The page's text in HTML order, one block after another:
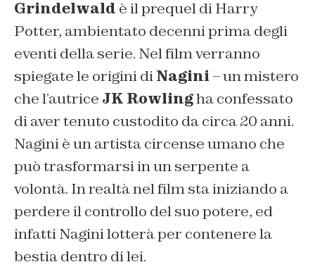
Grindelwald è il prequel di Harry
Potter, ambientato decenni prima degli
eventi della serie. Nel film verranno
spiegate le origini diNagini– un mistero
che l’autrice JK Rowlingha confessato
di aver tenuto custodito da circa 20 anni.
Nagini è un artista circense umano che
può trasformarsi in un serpente a
volontà. In realtà nel film sta iniziando a
perdere il controllo del suo potere, ed
infatti Nagini lotterà per contenere la
bestia dentro di lei.